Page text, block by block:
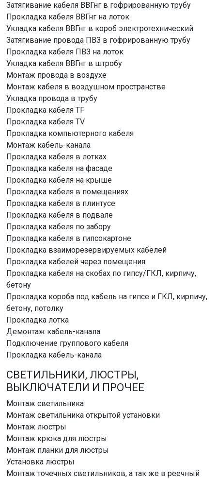
Затягивание кабеля ВВГнг в гофрированную трубу
Прокладка кабеля ВВГнг на лоток
Укладка кабеля ВВГнг в короб электротехнический
Затягивание провода ПВЗ в гофрированную трубу
Прокладка кабеля ПВЗ на лоток
Укладка кабеля ВВГнг в штробу
Монтаж провода в воздухе
Монтаж кабеля в воздушном пространстве
Укладка провода в трубу
Прокладка кабеля TF
Прокладка кабеля TV
Прокладка компьютерного кабеля
Монтаж кабель-канала
Прокладка кабеля в лотках
Прокладка кабеля на фасаде
Прокладка кабеля на крыше
Прокладка кабеля в помещениях
Прокладка кабеля в плинтусе
Прокладка кабеля в подвале
Прокладка кабеля по забору
Прокладка кабеля в гипсокартоне
Прокладка взаиморезервируемых кабелей
Прокладка кабелей через помещения
Прокладка кабеля на скобах по гипсу/ГКЛ, кирпичу,
бетону
Прокладка короба под кабель на гипсе и ГКЛ, кирпичу,
бетону, потолку
Прокладка лотка
Демонтаж кабель-канала
Подключение группового кабеля
Прокладка кабель-канала
СВЕТИЛЬНИКИ, ЛЮСТРЫ,
ВЫКЛЮЧАТЕЛИ И ПРОЧЕЕ
Монтаж светильника
Монтаж светильника открытой установки
Монтаж люстры
Монтаж крюка для люстры
Монтаж планки для люстры
Установка люстры
Монтаж точечных светильников, а так же в реечный